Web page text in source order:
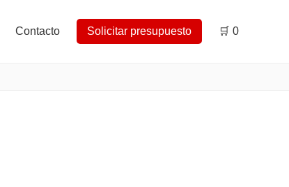
Contacto Solicitar presupuesto 🛒 0